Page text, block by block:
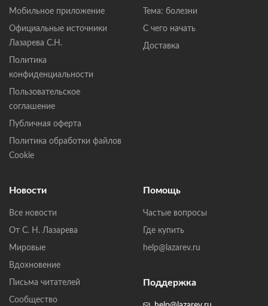
Мобильное приложение
Официальные источники
Лазарева С.Н.
Политика
конфиденциальности
Пользовательское
соглашение
Публичная оферта
Политика обработки файлов
Cookie
Тема: болезни
С чего начать
Доставка
Новости
Все новости
От С. Н. Лазарева
Мировые
Вдохновение
Письма читателей
Сообщество
Помощь
Частые вопросы
Где купить
help@lazarev.ru
Поддержка